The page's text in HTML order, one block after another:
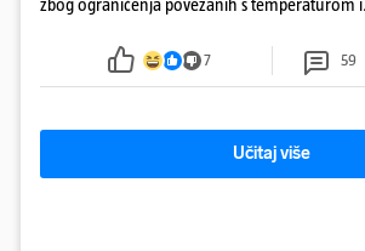
zbog ograničenja povezanih s temperaturom i
smanjenje snage bilo potrebno više od 90 dana.
7 59
Učitaj više